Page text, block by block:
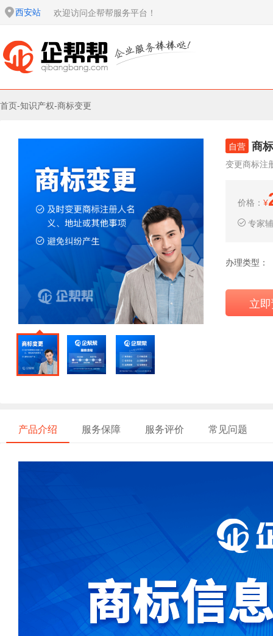
西安站 欢迎访问企帮帮服务平台！
首页-知识产权-商标变更
自营 商
变更商标注
价格： ¥
专家
办理类型：
立
产品介绍 服务保障 服务评价 常见问题